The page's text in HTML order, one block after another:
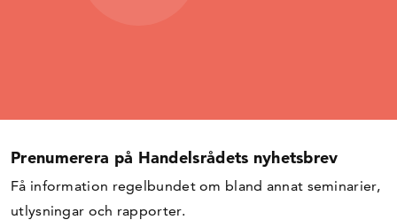
Prenumerera på Handelsrådets nyhetsbrev
Få information regelbundet om bland annat seminarier,
utlysningar och rapporter.